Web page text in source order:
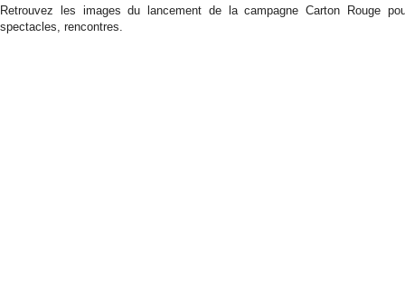
Retrouvez les images du lancement de la campagne Carton Rouge
spectacles, rencontres.